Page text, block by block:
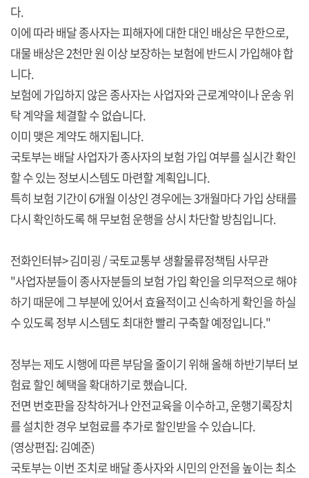
다.
이에 따라 배달 종사자는 피해자에 대한 대인 배상은 무한으로,
대물 배상은 2천만 원 이상 보장하는 보험에 반드시 가입해야 합
니다.
보험에 가입하지 않은 종사자는 사업자와 근로계약이나 운송 위
탁 계약을 체결할 수 없습니다.
이미 맺은 계약도 해지됩니다.
국토부는 배달 사업자가 종사자의 보험 가입 여부를 실시간 확인
할 수 있는 정보시스템도 마련할 계획입니다.
특히 보험 기간이 6개월 이상인 경우에는 3개월마다 가입 상태를
다시 확인하도록 해 무보험 운행을 상시 차단할 방침입니다.
전화인터뷰> 김미굉 / 국토교통부 생활물류정책팀 사무관
"사업자분들이 종사자분들의 보험 가입 확인을 의무적으로 해야
하기 때문에 그 부분에 있어서 효율적이고 신속하게 확인을 하실
수 있도록 정부 시스템도 최대한 빨리 구축할 예정입니다."
정부는 제도 시행에 따른 부담을 줄이기 위해 올해 하반기부터 보
험료 할인 혜택을 확대하기로 했습니다.
전면 번호판을 장착하거나 안전교육을 이수하고, 운행기록장치
를 설치한 경우 보험료를 추가로 할인받을 수 있습니다.
(영상편집: 김예준)
국토부는 이번 조치로 배달 종사자와 시민의 안전을 높이는 최소